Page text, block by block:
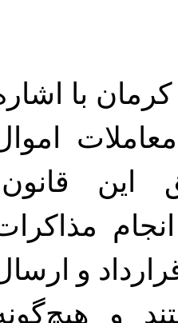
با
این
و
و